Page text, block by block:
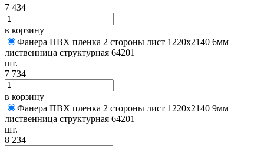
7 434
в корзину
Фанера ПВХ пленка 2 стороны лист 1220х2140 6мм
лиственница структурная 64201
шт.
7 734
в корзину
Фанера ПВХ пленка 2 стороны лист 1220х2140 9мм
лиственница структурная 64201
шт.
8 234